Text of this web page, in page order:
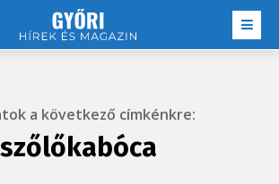
a következő címkénkre:
szőlőkabóca